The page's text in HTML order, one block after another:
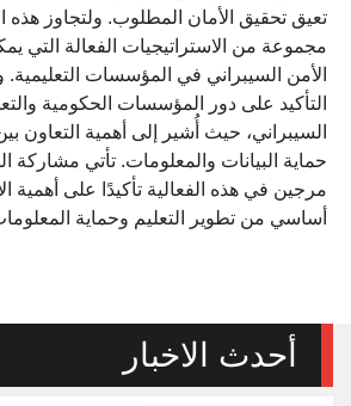
تعيق تحقيق الأمان المطلوب. ولتجاوز
مجموعة من الاستراتيجيات الفعالة التي
الأمن السيبراني في المؤسسات التعليمية.
التأكيد على دور المؤسسات الحكومية
السيبراني، حيث أُشير إلى أهمية التعاون
حماية البيانات والمعلومات. تأتي مشاركة
مرجين في هذه الفعالية تأكيدًا على أهمية
أساسي من تطوير التعليم وحماية
أحدث الاخبار